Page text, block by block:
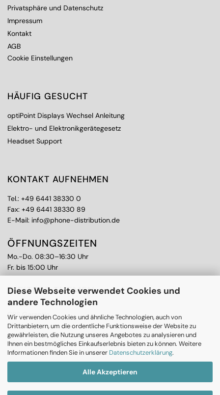
Diese Webseite verwendet Cookies und
andere Technologien
Wir verwenden Cookies und ähnliche Technologien, auch von
Drittanbietern, um die ordentliche Funktionsweise der Website zu
gewährleisten, die Nutzung unseres Angebotes zu analysieren und
Ihnen ein bestmögliches Einkaufserlebnis bieten zu können. Weitere
Informationen finden Sie in unserer Datenschutzerklärung.
Alle Akzeptieren
Privatsphäre und Datenschutz
Impressum
Kontakt
AGB
Cookie Einstellungen
HÄUFIG GESUCHT
optiPoint Displays Wechsel Anleitung
Elektro- und Elektronikgerätegesetz
Headset Support
KONTAKT AUFNEHMEN
Tel.: +49 6441 38330 0
Fax: +49 6441 38330 89
E-Mail: info@phone-distribution.de
ÖFFNUNGSZEITEN
Mo.-Do. 08:30–16:30 Uhr
Fr. bis 15:00 Uhr
WEITERE THEMEN
Ankauf
CPS Garantie
RMA